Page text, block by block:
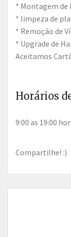
* Montagem de
* limpeza de
* Remoção de
* Upgrade de
Aceitamos
Horários
9:00 as 19:00
Compartilhe! :)